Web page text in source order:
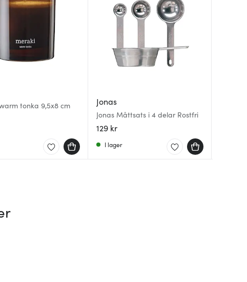
tonka 9,5x8 cm
Jonas
Jonas Måttsats i 4 delar Rostfri
129 kr
I lager